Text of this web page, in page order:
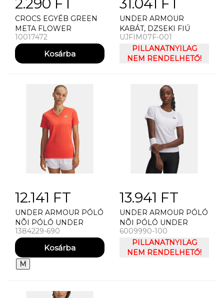
2.290 FT
CROCS EGYÉB GREEN
META FLOWER
DANGLE
10017472
31.041 FT
UNDER ARMOUR
KABÁT, DZSEKI FIÚ
UNDER ARMOUR UA
PRONTO PUFFER
JACKET KABÁT
UJFIM07F-001
PILLANATNYILAG
NEM RENDELHETŐ!
12.141 FT
UNDER ARMOUR PÓLÓ
NÕI PÓLÓ UNDER
ARMOUR TECH SSV-
SOLID-RED
1384229-690
M
13.941 FT
UNDER ARMOUR PÓLÓ
NÕI PÓLÓ UNDER
ARMOUR TECH MESH
6009990-100
PILLANATNYILAG
NEM RENDELHETŐ!